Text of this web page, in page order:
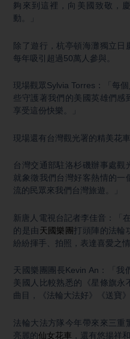
夠來到這裡，向美國致敬，
動。」
除了遊行，杭亭頓海灘獨立日
每年吸引超過50萬人參與。
現場觀眾Sylvia Torres：「每
些守護著我們的美國英雄們感
享受這份快樂。」
現場還有台灣觀光署的精美花
台灣交通部駐洛杉磯辦事處
就象徵我們台灣好客熱情的一
流的民眾來我們台灣旅遊。」
新唐人電視台記者李佳音：「
的是由 天國樂團打頭陣的法輪
紛紛揮手、拍照，表達喜愛之情
天國樂團團長Kevin An：「我
美國人比較熟悉的《星條旗
曲目，《法輪大法好》《送寶
法輪大法方隊今年帶來來三重
亮麗的仙女花車 ，還有悠揚祥